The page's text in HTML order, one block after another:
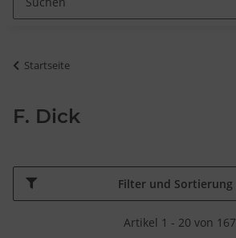
Startseite
F. Dick
Filter und Sortierung
Artikel 1 - 20 von 167